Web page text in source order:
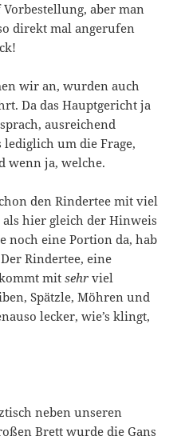
aber man
direkt mal angerufen
wir an, wurden auch
Da das Hauptgericht ja
ausreichend
lediglich um die Frage,
wenn ja, welche.
den Rindertee mit viel
hier gleich der Hinweis
noch eine Portion da, hab
Rindertee, eine
mitsehr viel
Spätzle, Möhren und
lecker, wie’s klingt,
neben unseren
Brett wurde die Gans